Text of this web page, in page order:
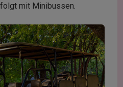
mit Minibussen.